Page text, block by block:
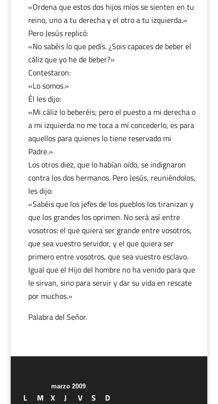
«Ordena que estos dos hijos míos se sienten en tu
reino, uno a tu derecha y el otro a tu izquierda.»
Pero Jesús replicó:
«No sabéis lo que pedís. ¿Sois capaces de beber el
cáliz que yo he de beber?»
Contestaron:
«Lo somos.»
Él les dijo:
«Mi cáliz lo beberéis; pero el puesto a mi derecha o
a mi izquierda no me toca a mí concederlo, es para
aquellos para quienes lo tiene reservado mi
Padre.»
Los otros diez, que lo habían oído, se indignaron
contra los dos hermanos. Pero Jesús, reuniéndolos,
les dijo:
«Sabéis que los jefes de los pueblos los tiranizan y
que los grandes los oprimen. No será así entre
vosotros: el que quiera ser grande entre vosotros,
que sea vuestro servidor, y el que quiera ser
primero entre vosotros, que sea vuestro esclavo.
Igual que el Hijo del hombre no ha venido para que
le sirvan, sino para servir y dar su vida en rescate
por muchos.»
Palabra del Señor.
marzo 2009
L M X J V S
D